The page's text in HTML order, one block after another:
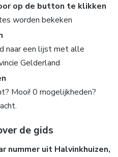
op de button te klikken
worden bekeken
naar een lijst met alle
Gelderland
Mooi! 0 mogelijkheden?
de gids
nummer uit Halvinkhuizen,